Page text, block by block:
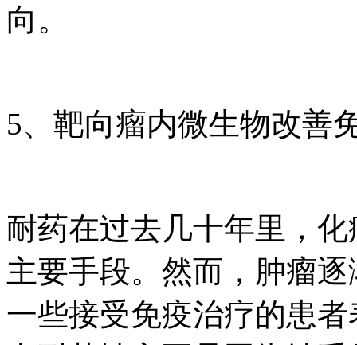
向。
5、靶向瘤内微生物改善
耐药在过去几十年里，
主要手段。然而，肿瘤
一些接受免疫治疗的患